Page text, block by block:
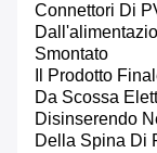
Connettori Di
Smontato
Il Prodotto
Da Scossa
Disinserendo
Della Spina Di